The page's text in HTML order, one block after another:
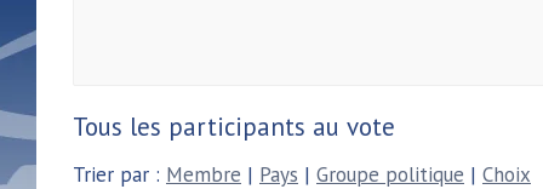
Tous les participants au vote
Trier par : Membre | Pays | Groupe politique | Choix